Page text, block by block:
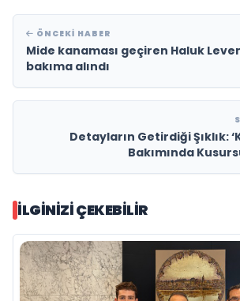
ÖNCEKI HABER
Mide kanaması geçiren Haluk
bakıma alındı
Detayların Getirdiği Şıklık:
Bakımında
İLGINIZI ÇEKEBILIR